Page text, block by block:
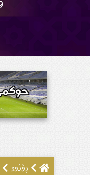
ڕۆژوو